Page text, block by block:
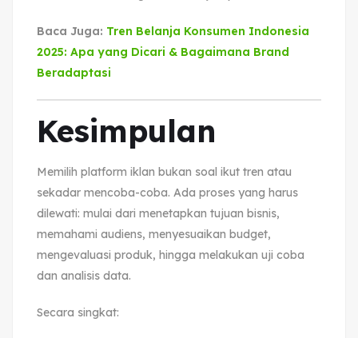
Baca Juga: Tren Belanja Konsumen Indonesia
2025: Apa yang Dicari & Bagaimana Brand
Beradaptasi
Kesimpulan
Memilih platform iklan bukan soal ikut tren atau
sekadar mencoba-coba. Ada proses yang harus
dilewati: mulai dari menetapkan tujuan bisnis,
memahami audiens, menyesuaikan budget,
mengevaluasi produk, hingga melakukan uji coba
dan analisis data.
Secara singkat: